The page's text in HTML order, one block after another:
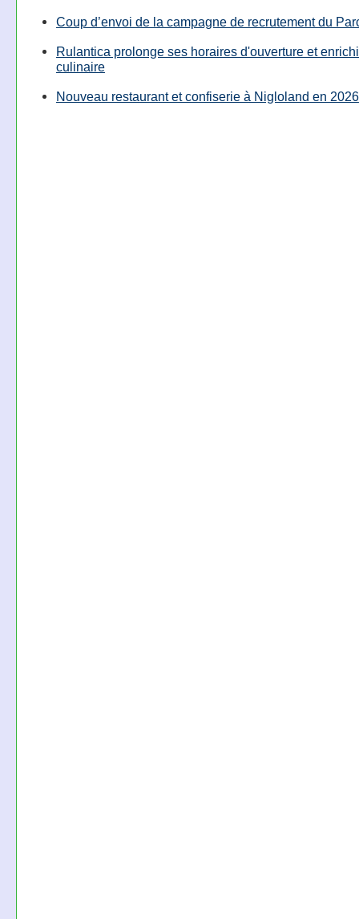
Coup d’envoi de la campagne de recrutement du
Rulantica prolonge ses horaires d'ouverture et
culinaire
Nouveau restaurant et confiserie à Nigloland en 2026